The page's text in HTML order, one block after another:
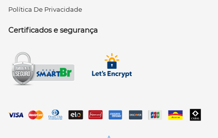
Política De Privacidade
Certificados e segurança